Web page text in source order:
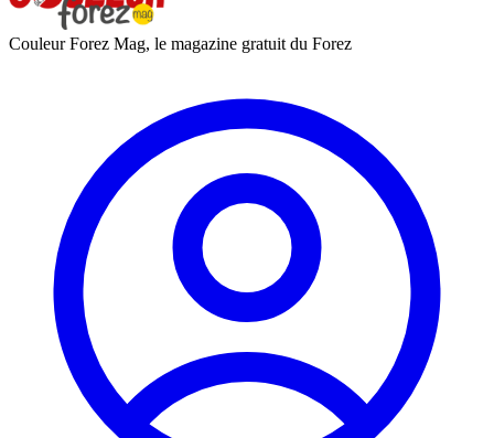
Couleur Forez Mag, le magazine gratuit du Forez